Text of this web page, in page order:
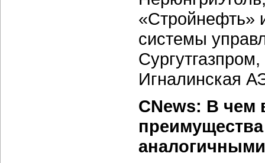
«Стройнефть»
системы
Игналинская
CNews: В чем